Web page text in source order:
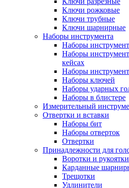
Ключи рожковые
Ключи трубные
Ключи шарнирные
Наборы инструмента
Наборы
Наборы
кейсах
Наборы
Наборы ключей
Наборы ударных
Наборы в блистере
Измерительный
Отвертки и вставки
Наборы бит
Наборы отверток
Отвертки
Принадлежности для
Воротки и рукоятки
Карданные
Трещотки
Удлинители